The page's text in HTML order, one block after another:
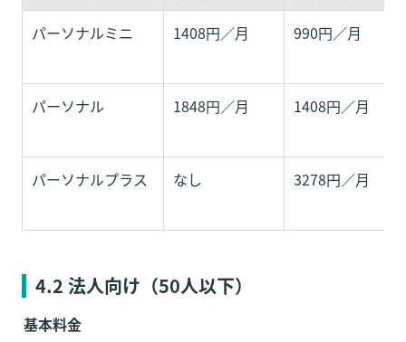
パーソナルミニ 1408円／月 990円／月
パーソナル 1848円／月 1408円／月
パーソナルプラス なし 3278円／月
4.2 法人向け（50人以下）
基本料金